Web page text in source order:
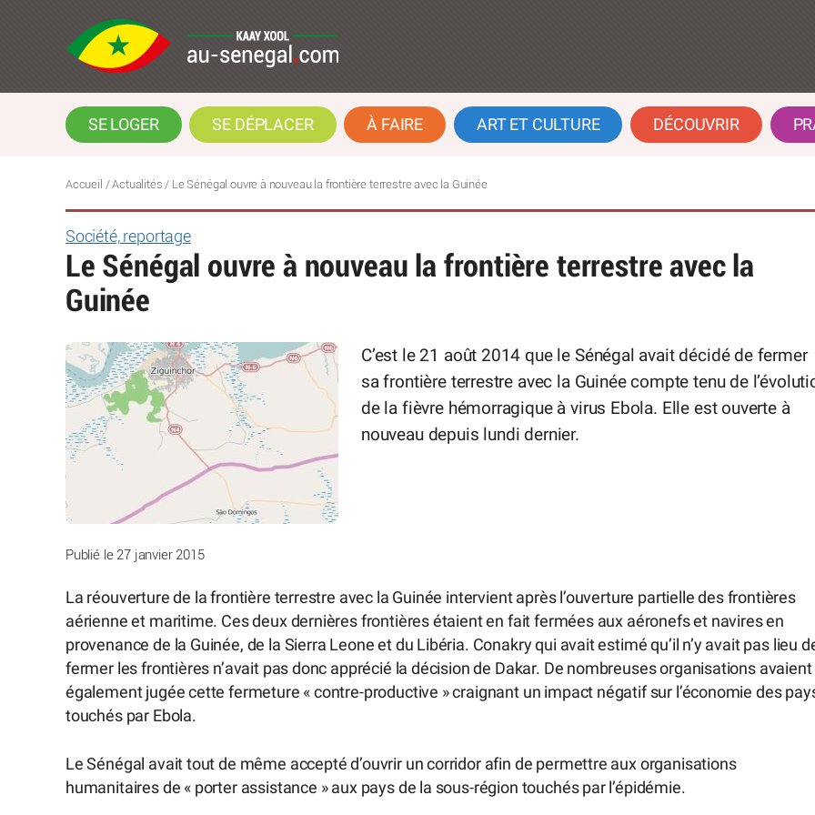
SE LOGER SE DÉPLACER À FAIRE ART ET CULTURE DÉCOUVRIR
Accueil /Actualités / Le Sénégal ouvre à nouveau la frontière terrestre avec la Guinée
Société, reportage
Le Sénégal ouvre à nouveau la frontière terrestre avec la
Guinée
C’est le 21 août 2014 que le Sénégal avait décidé de fermer
sa frontière terrestre avec la Guinée compte tenu de
de la fièvre hémorragique à virus Ebola. Elle est ouverte à
nouveau depuis lundi dernier.
Publié le 27 janvier 2015
La réouverture de la frontière terrestre avec la Guinée intervient après l’ouverture partielle des frontières
aérienne et maritime. Ces deux dernières frontières étaient en fait fermées aux aéronefs et navires en
provenance de la Guinée, de la Sierra Leone et du Libéria. Conakry qui avait estimé qu’il n’y avait pas lieu
fermer les frontières n’avait pas donc apprécié la décision de Dakar. De nombreuses organisations avaient
également jugée cette fermeture « contre-productive » craignant un impact négatif sur l’économie des
touchés par Ebola.
Le Sénégal avait tout de même accepté d’ouvrir un corridor afin de permettre aux organisations
humanitaires de « porter assistance » aux pays de la sous-région touchés par l’épidémie.